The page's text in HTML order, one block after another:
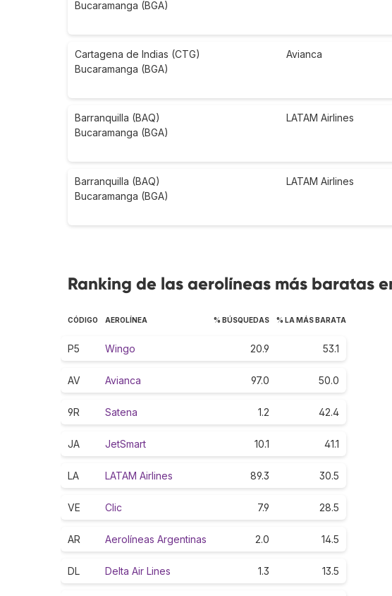
Bucaramanga (BGA)
Cartagena de Indias (CTG)
Bucaramanga (BGA)
Avianca
Barranquilla (BAQ)
Bucaramanga (BGA)
LATAM Airlines
Barranquilla (BAQ)
Bucaramanga (BGA)
LATAM Airlines
Ranking de las aerolíneas más baratas
CÓDIGO AEROLÍNEA % BÚSQUEDAS % LA MÁS BARATA
P5 Wingo 20.9 53.1
AV Avianca 97.0 50.0
9R Satena 1.2 42.4
JA JetSmart 10.1 41.1
LA LATAM Airlines 89.3 30.5
VE Clic 7.9 28.5
AR Aerolíneas Argentinas 2.0 14.5
DL Delta Air Lines 1.3 13.5